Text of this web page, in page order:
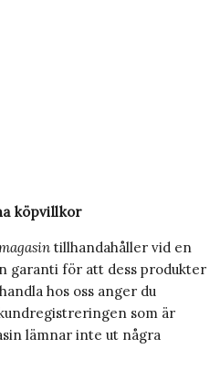
köpvillkor
tillhandahåller vid en
garanti för att dess produkter
hos oss anger du
som är
lämnar inte ut några